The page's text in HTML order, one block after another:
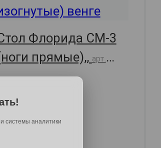
Флорида СМ-3
прямые),, арт.
системы аналитики